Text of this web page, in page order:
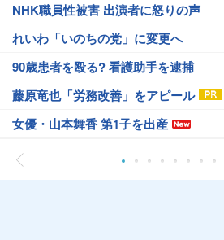
NHK職員性被害 出演者に怒りの声
れいわ「いのちの党」に変更へ
90歳患者を殴る? 看護助手を逮捕
藤原竜也「労務改善」をアピール
女優・山本舞香 第1子を出産